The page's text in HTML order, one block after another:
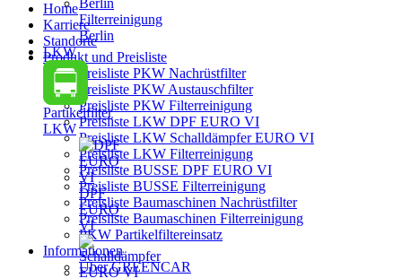
Filterreinigung
Berlin
LKW
Partikelfilter
LKW
DPF
EURO
VI
Home
Karriere
Standorte
Produkt und Preisliste
Preisliste PKW Nachrüstfilter
Preisliste PKW Austauschfilter
Preisliste PKW Filterreinigung
Preisliste LKW DPF EURO VI
Preisliste LKW Schalldämpfer EURO VI
Preisliste LKW Filterreinigung
Preisliste BUSSE DPF EURO VI
Preisliste BUSSE Filterreinigung
Preisliste Baumaschinen Nachrüstfilter
Preisliste Baumaschinen Filterreinigung
PKW Partikelfiltereinsatz
Informationen
Über GREENCAR